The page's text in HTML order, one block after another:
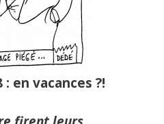
: en vacances ?!